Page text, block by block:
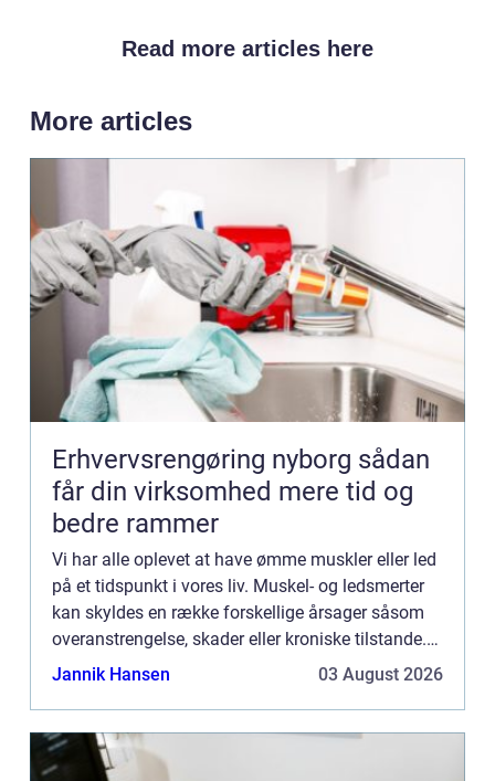
Read more articles here
More articles
Erhvervsrengøring nyborg sådan
får din virksomhed mere tid og
bedre rammer
Vi har alle oplevet at have ømme muskler eller led
på et tidspunkt i vores liv. Muskel- og ledsmerter
kan skyldes en række forskellige årsager såsom
overanstrengelse, skader eller kroniske tilstande.
Uanset årsage...
Jannik Hansen 03 August 2026